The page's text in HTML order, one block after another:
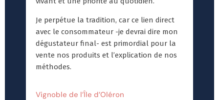
Je perpétue la tradition, car ce lien direct
avec le consommateur -je devrai dire mon
dégustateur final- est primordial pour la
vente nos produits et l’explication de nos
méthodes.
Vignoble de l’Île d’Oléron